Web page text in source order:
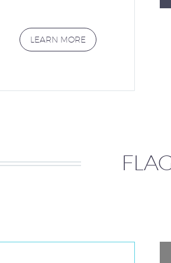
LEARN MORE